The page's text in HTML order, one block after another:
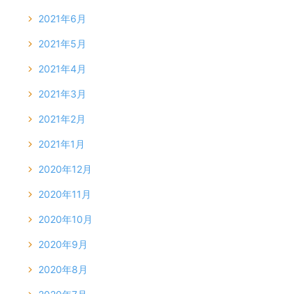
2021年6月
2021年5月
2021年4月
2021年3月
2021年2月
2021年1月
2020年12月
2020年11月
2020年10月
2020年9月
2020年8月